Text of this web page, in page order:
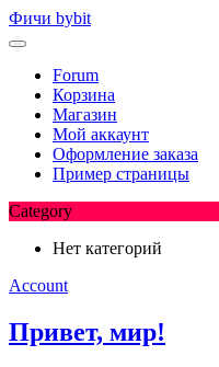
Перейти
к
Фичи bybit
Forum
Корзина
Магазин
Мой аккаунт
Оформление заказа
Пример страницы
Category
Нет категорий
Account
Привет, мир!